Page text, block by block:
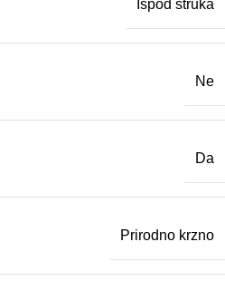
Ispod struka
Ne
Da
Prirodno krzno